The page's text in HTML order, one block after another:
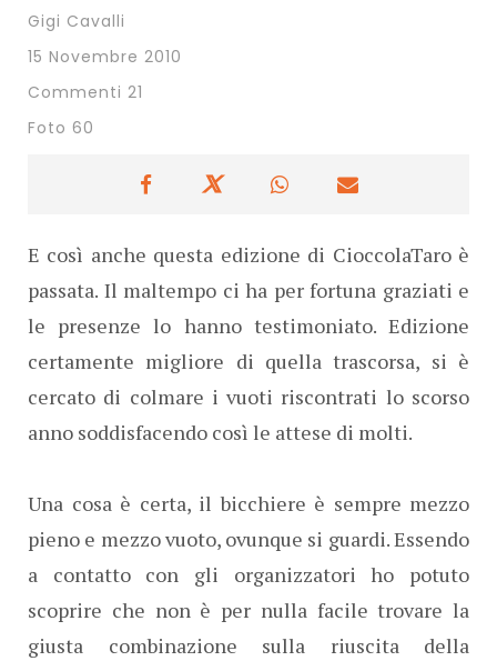
Gigi Cavalli
15 Novembre 2010
Commenti 21
Foto 60
E così anche questa edizione di CioccolaTaro è
passata. Il maltempo ci ha per fortuna graziati e
le presenze lo hanno testimoniato. Edizione
certamente migliore di quella trascorsa, si è
cercato di colmare i vuoti riscontrati lo scorso
anno soddisfacendo così le attese di molti.
Una cosa è certa, il bicchiere è sempre mezzo
pieno e mezzo vuoto, ovunque si guardi. Essendo
a contatto con gli organizzatori ho potuto
scoprire che non è per nulla facile trovare la
giusta combinazione sulla riuscita della